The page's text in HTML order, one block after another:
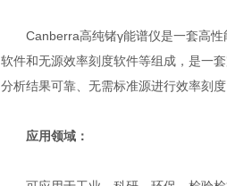
Canberra高纯锗γ能谱仪是一套高性
软件和无源效率刻度软件等组成，是一
分析结果可靠、无需标准源进行效率刻
应用领域：